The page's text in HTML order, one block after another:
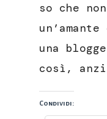
so che
una
così,
Condividi: